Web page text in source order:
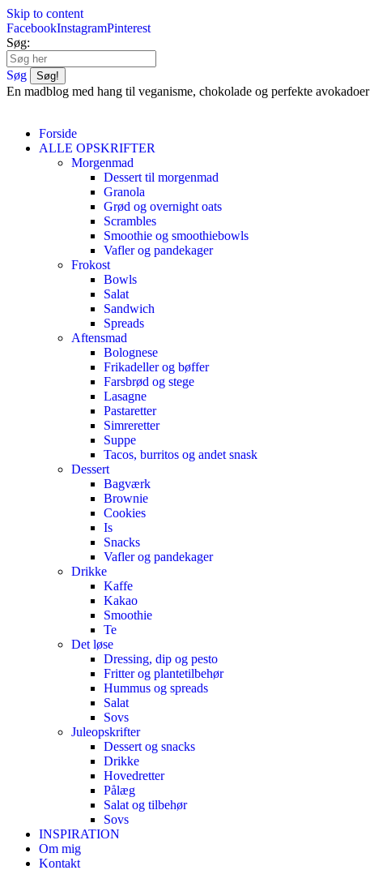
Skip to content
FacebookInstagramPinterest
Søg:
Søg
En madblog med hang til veganisme, chokolade og perfekte avokadoer
Forside
ALLE OPSKRIFTER
Morgenmad
Dessert til morgenmad
Granola
Grød og overnight oats
Scrambles
Smoothie og smoothiebowls
Vafler og pandekager
Frokost
Bowls
Salat
Sandwich
Spreads
Aftensmad
Bolognese
Frikadeller og bøffer
Farsbrød og stege
Lasagne
Pastaretter
Simreretter
Suppe
Tacos, burritos og andet snask
Dessert
Bagværk
Brownie
Cookies
Is
Snacks
Vafler og pandekager
Drikke
Kaffe
Kakao
Smoothie
Te
Det løse
Dressing, dip og pesto
Fritter og plantetilbehør
Hummus og spreads
Salat
Sovs
Juleopskrifter
Dessert og snacks
Drikke
Hovedretter
Pålæg
Salat og tilbehør
Sovs
INSPIRATION
Om mig
Kontakt